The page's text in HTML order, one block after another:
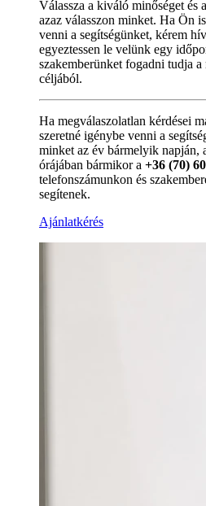
Válassza a kiváló minőséget és
azaz válasszon minket. Ha Ön
venni a segítségünket, kérem
egyeztessen le velünk egy
szakemberünket fogadni tudja a
céljából.
Ha megválaszolatlan kérdései
szeretné igénybe venni a
minket az év bármelyik napján,
órájában bármikor a +36 (70)
telefonszámunkon és
segítenek.
Ajánlatkérés